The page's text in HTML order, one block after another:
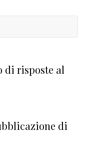
di risposte al
di